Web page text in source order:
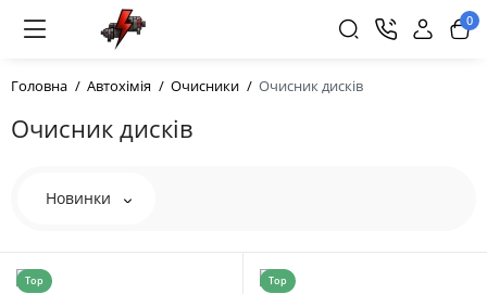
0
Головна Автохімія Очисники Очисник дисків
Очисник дисків
Новинки
Top Top